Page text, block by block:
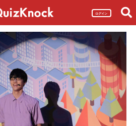
ログイン